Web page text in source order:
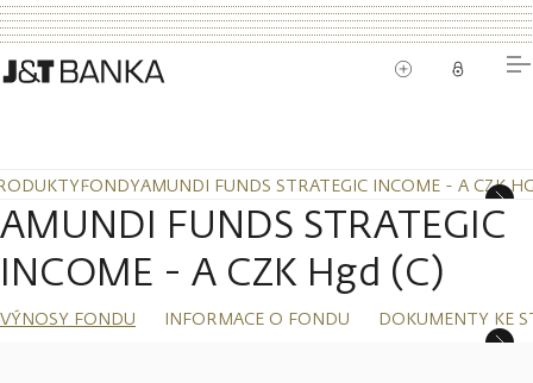
FONDYAMUNDI FUNDS STRATEGIC INCOME - A CZK
AMUNDI FUNDS STRATEGIC
INCOME - A CZK Hgd (C)
VÝNOSY FONDU INFORMACE O FONDU DOKUMENTY KE